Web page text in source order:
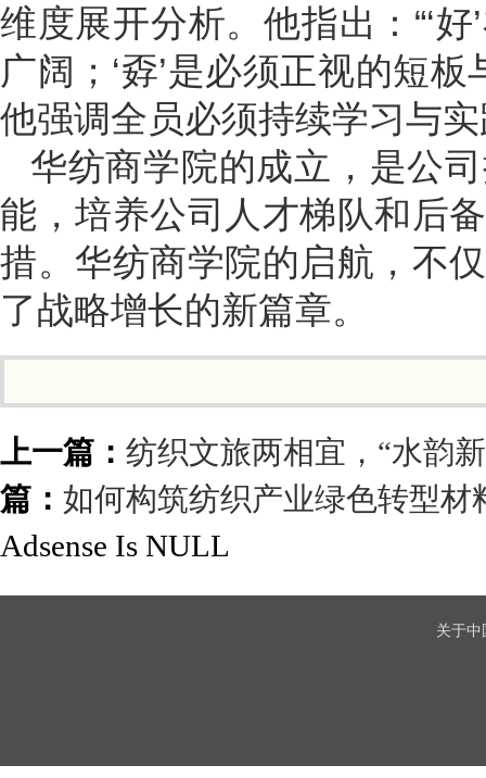
维度展开分析。他指出：“‘
广阔；‘孬’是必须正视的短
他强调全员必须持续学习与
华纺商学院的成立，是公
能，培养公司人才梯队和后
措。华纺商学院的启航，不
了战略增长的新篇章。
上一篇： 纺织文旅两相宜，“水韵
篇： 如何构筑纺织产业绿色转型
Adsense Is NULL
关于中